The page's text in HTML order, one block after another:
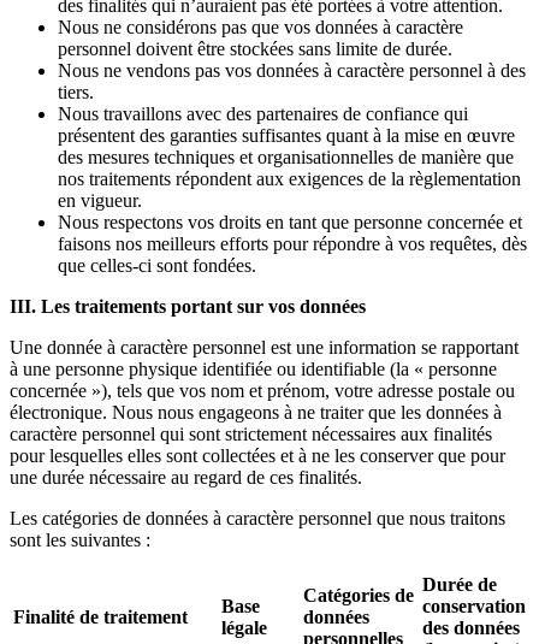
des finalités qui n’auraient pas été portées à votre attention.
Nous ne considérons pas que vos données à caractère
personnel doivent être stockées sans limite de durée.
Nous ne vendons pas vos données à caractère personnel à des
tiers.
Nous travaillons avec des partenaires de confiance qui
présentent des garanties suffisantes quant à la mise en œuvre
des mesures techniques et organisationnelles de manière que
nos traitements répondent aux exigences de la règlementation
en vigueur.
Nous respectons vos droits en tant que personne concernée et
faisons nos meilleurs efforts pour répondre à vos requêtes, dès
que celles-ci sont fondées.
III. Les traitements portant sur vos données
Une donnée à caractère personnel est une information se rapportant
à une personne physique identifiée ou identifiable (la « personne
concernée »), tels que vos nom et prénom, votre adresse postale ou
électronique. Nous nous engageons à ne traiter que les données à
caractère personnel qui sont strictement nécessaires aux finalités
pour lesquelles elles sont collectées et à ne les conserver que pour
une durée nécessaire au regard de ces finalités.
Les catégories de données à caractère personnel que nous traitons
sont les suivantes :
Finalité de traitement
Base
légale
Catégories de
données
personnelles
Durée de
conservation
des données